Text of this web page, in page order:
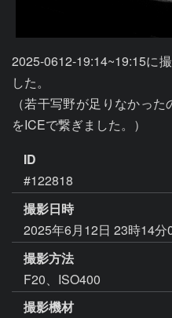
2025-0612-19:14~19:15に
した。
（若干写野が足りなかっ
ID
#122818
撮影日時
2025年6月12日 23時14分
撮影方法
F20、ISO400
撮影機材